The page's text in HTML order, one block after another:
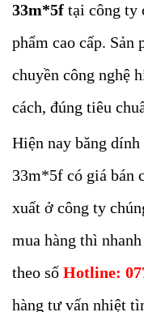
33m*5f tại công ty
phẩm cao cấp. Sản
chuyền công nghệ
cách, đúng tiêu
Hiện nay băng dính
33m*5f có giá bán
xuất ở công ty
mua hàng thì
theo số Hotline:
hàng tư vấn nhiệt